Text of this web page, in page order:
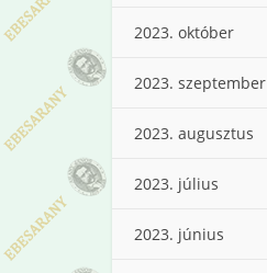
2023. október
2023. szeptember
2023. augusztus
2023. július
2023. június